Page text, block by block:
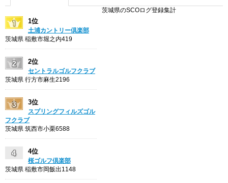
茨城県のSCOログ登録集計
1位
土浦カントリー倶楽部
茨城県 稲敷市堀之内419
2位
セントラルゴルフクラブ
茨城県 行方市麻生2196
3位
スプリングフィルズゴル
フクラブ
茨城県 筑西市小栗6588
4位
桜ゴルフ倶楽部
茨城県 稲敷市岡飯出1148